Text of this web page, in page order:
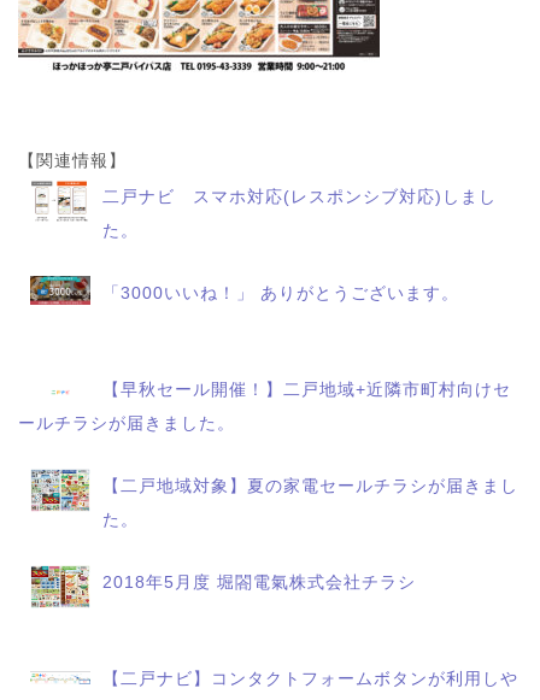
【関連情報】
二戸ナビ スマホ対応(レスポンシブ対応)しまし
た。
「3000いいね！」 ありがとうございます。
【早秋セール開催！】二戸地域+近隣市町村向けセ
ールチラシが届きました。
【二戸地域対象】夏の家電セールチラシが届きまし
た。
2018年5月度 堀閤電氣株式会社チラシ
【二戸ナビ】コンタクトフォームボタンが利用しや